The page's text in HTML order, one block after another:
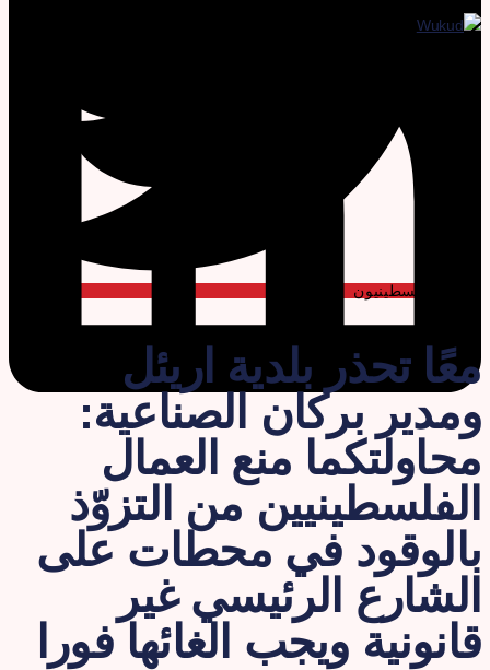
عمال فلسطينيون
معًا تحذر بلدية اريئل
ومدير بركان الصناعية:
محاولتكما منع العمال
الفلسطينيين من التزوّذ
بالوقود في محطات على
الشارع الرئيسي غير
قانونية ويجب الغائها فورا